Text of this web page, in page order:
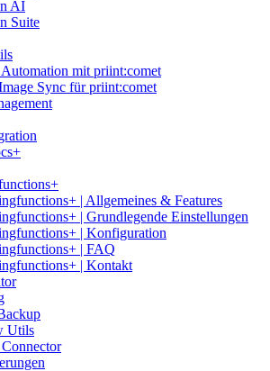
AI
Suite
Automation mit priint:comet
Sync für priint:comet
| Allgemeines & Features
| Grundlegende Einstellungen
| Konfiguration
| FAQ
| Kontakt
Utils